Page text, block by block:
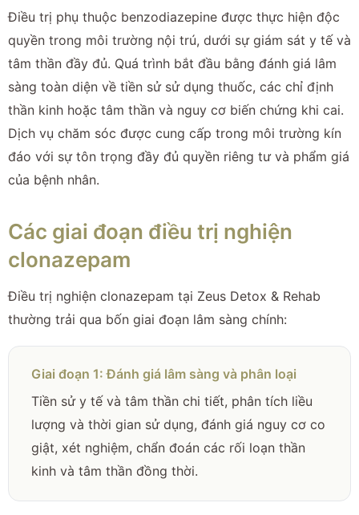
Điều trị phụ thuộc benzodiazepine được thực hiện độc
quyền trong môi trường nội trú, dưới sự giám sát y tế và
tâm thần đầy đủ. Quá trình bắt đầu bằng đánh giá lâm
sàng toàn diện về tiền sử sử dụng thuốc, các chỉ định
thần kinh hoặc tâm thần và nguy cơ biến chứng khi cai.
Dịch vụ chăm sóc được cung cấp trong môi trường kín
đáo với sự tôn trọng đầy đủ quyền riêng tư và phẩm giá
của bệnh nhân.
Các giai đoạn điều trị nghiện
clonazepam
Điều trị nghiện clonazepam tại Zeus Detox & Rehab
thường trải qua bốn giai đoạn lâm sàng chính:
Giai đoạn 1: Đánh giá lâm sàng và phân loại
Tiền sử y tế và tâm thần chi tiết, phân tích liều
lượng và thời gian sử dụng, đánh giá nguy cơ co
giật, xét nghiệm, chẩn đoán các rối loạn thần
kinh và tâm thần đồng thời.